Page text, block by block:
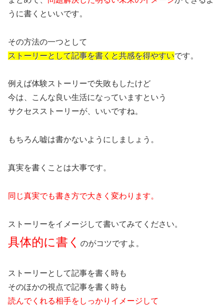
うに書くといいです。
その方法の一つとして
ストーリーとして記事を書くと共感を得やすいです。
例えば体験ストーリーで失敗もしたけど
今は、こんな良い生活になっていますという
サクセスストーリーが、いいですね。
もちろん嘘は書かないようにしましょう。
真実を書くことは大事です。
同じ真実でも書き方で大きく変わります。
ストーリーをイメージして書いてみてください。
具体的に書く のがコツですよ。
ストーリーとして記事を書く時も
そのほかの視点で記事を書く時も
読んでくれる相手をしっかりイメージして